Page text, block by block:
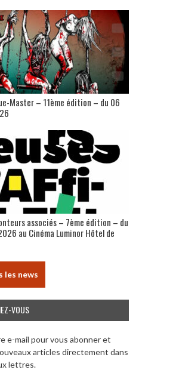
Master – 11ème édition – du 06
associés – 7ème édition – du
au Cinéma Luminor Hôtel de
les news
VOUS
e-mail pour vous abonner et
articles directement dans
lettres.